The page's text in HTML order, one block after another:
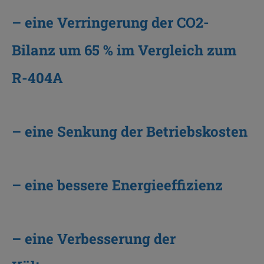
– eine Verringerung der CO2-
Bilanz um 65 % im Vergleich zum
R-404A
– eine Senkung der Betriebskosten
– eine bessere Energieeffizienz
– eine Verbesserung der